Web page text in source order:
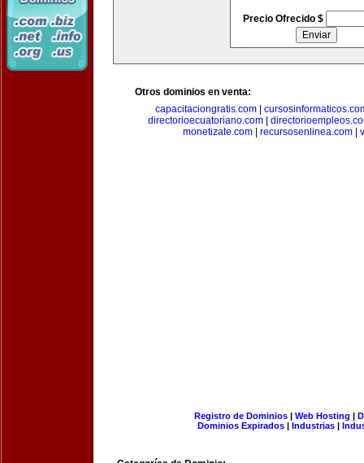
Precio Ofrecido $
Otros dominios en venta:
capacitaciongratis.com|
directorioecuatoriano.com
monetizate.com
recursosenlinea.com
Registro de Dominios| Web Hosting |
Dominios Expirados | Industrias |